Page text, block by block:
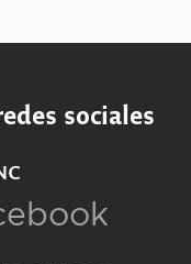
sociales